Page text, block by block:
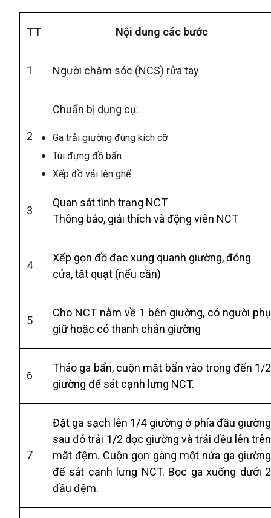
TT Nội dung các bước
1 Người chăm sóc (NCS) rửa tay
2
Chuẩn bị dụng cụ:
Ga trải giường đúng kích cỡ
Túi đựng đồ bẩn
Xếp đồ vải lên ghế
3
Quan sát tình trạng NCT
Thông báo, giải thích và động viên NCT
4
Xếp gọn đồ đạc xung quanh giường, đóng
cửa, tắt quạt (nếu cần)
5
Cho NCT nằm về 1 bên giường, có người phụ
giữ hoặc có thanh chắn giường
6
Tháo ga bẩn, cuộn mặt bẩn vào trong đến 1/2
giường để sát cạnh lưng NCT.
7
Đặt ga sạch lên 1/4 giường ở phía đầu giường
sau đó trải 1/2 dọc giường và trải đều lên trên
mặt đệm. Cuộn gọn gàng một nửa ga giường
để sát cạnh lưng NCT. Bọc ga xuống dưới 2
đầu đệm.